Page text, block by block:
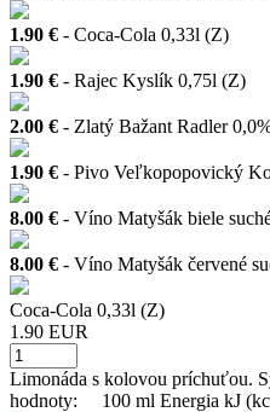
1.90 € - Coca-Cola 0,33l (Z)
1.90 € - Rajec Kyslík 0,75l (Z)
2.00 € - Zlatý Bažant Radler
1.90 € - Pivo Veľkopopovický
8.00 € - Víno Matyšák biele
8.00 € - Víno Matyšák červené
Coca-Cola 0,33l (Z)
1.90 EUR
Limonáda s kolovou príchuťou.
hodnoty: 100 ml Energia kJ